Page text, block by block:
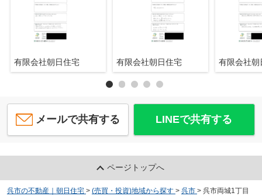
有限会社朝日住宅 有限会社朝日住宅 有限会社
メールで共有する LINEで共有する
ページトップへ
呉市の不動産｜朝日住宅 > (売買・投資)地域から探す > 呉市 > 呉市両城1丁目